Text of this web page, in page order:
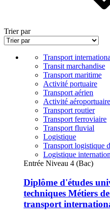
Trier par
Transport
Transit marchandise
Transport maritime
Activité portuaire
Transport aérien
Activité aéroportuaire
Transport routier
Transport ferroviaire
Transport fluvial
Logistique
Transport logistique
Logistique
Entrée Niveau 4 (Bac)
Diplôme d'études
techniques Métiers
transport